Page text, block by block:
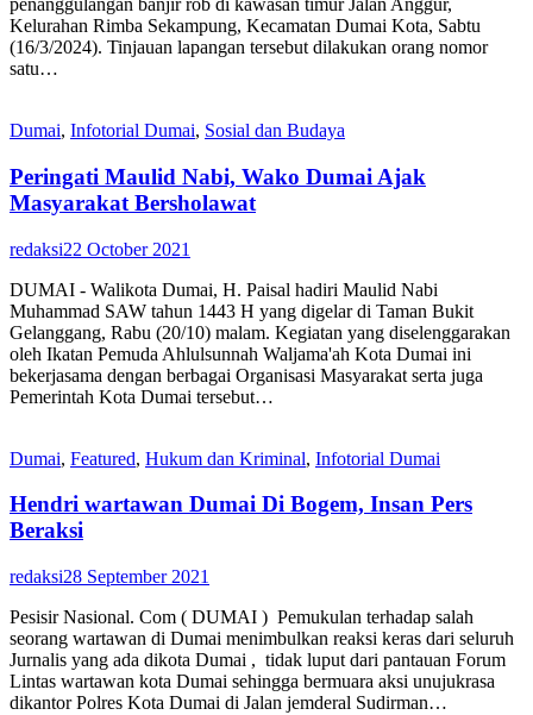
penanggulangan banjir rob di kawasan timur Jalan Anggur,
Kelurahan Rimba Sekampung, Kecamatan Dumai Kota, Sabtu
(16/3/2024). Tinjauan lapangan tersebut dilakukan orang nomor
satu…
Dumai, Infotorial Dumai, Sosial dan Budaya
Peringati Maulid Nabi, Wako Dumai Ajak
Masyarakat Bersholawat
redaksi22 October 2021
DUMAI - Walikota Dumai, H. Paisal hadiri Maulid Nabi
Muhammad SAW tahun 1443 H yang digelar di Taman Bukit
Gelanggang, Rabu (20/10) malam. Kegiatan yang diselenggarakan
oleh Ikatan Pemuda Ahlulsunnah Waljama'ah Kota Dumai ini
bekerjasama dengan berbagai Organisasi Masyarakat serta juga
Pemerintah Kota Dumai tersebut…
Dumai, Featured, Hukum dan Kriminal, Infotorial Dumai
Hendri wartawan Dumai Di Bogem, Insan Pers
Beraksi
redaksi28 September 2021
Pesisir Nasional. Com ( DUMAI ) Pemukulan terhadap salah
seorang wartawan di Dumai menimbulkan reaksi keras dari seluruh
Jurnalis yang ada dikota Dumai , tidak luput dari pantauan Forum
Lintas wartawan kota Dumai sehingga bermuara aksi unujukrasa
dikantor Polres Kota Dumai di Jalan jemderal Sudirman…